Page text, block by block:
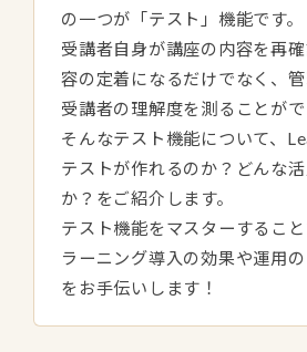
の一つが「テスト」機能です。
受講者自身が講座の内容を再
容の定着になるだけでなく、
受講者の理解度を測ることがで
そんなテスト機能について、
テストが作れるのか？どんな
か？をご紹介します。
テスト機能をマスターするこ
ラーニング導入の効果や運用
をお手伝いします！